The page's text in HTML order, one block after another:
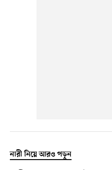
নারী নিয়ে আরও পড়ুন